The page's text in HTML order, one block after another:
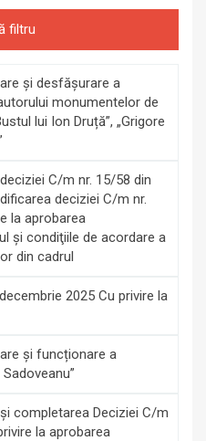
filtru
și desfășurare a
monumentelor de
lui Ion Druță”, „Grigore
C/m nr. 15/58 din
deciziei C/m nr.
la aprobarea
şi condiţiile de acordare a
din cadrul
2025 Cu privire la
şi funcționare a
completarea Deciziei C/m
la aprobarea